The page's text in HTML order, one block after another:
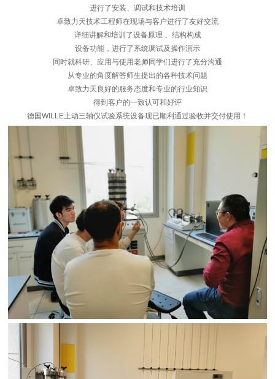
进行了安装、调试和技术培训
卓致力天技术工程师在现场与客户进行了友好交流
详细讲解和培训了设备原理 、结构构成
设备功能，进行了系统调试及操作演示
同时就科研、应用与使用老师同学们进行了充分沟通
从专业的角度解答师生提出的各种技术问题
卓致力天良好的服务态度和专业的行业知识
得到客户的一致认可和好评
德国WILLE土动三轴仪试验系统设备现已顺利通过验收并交付使用！